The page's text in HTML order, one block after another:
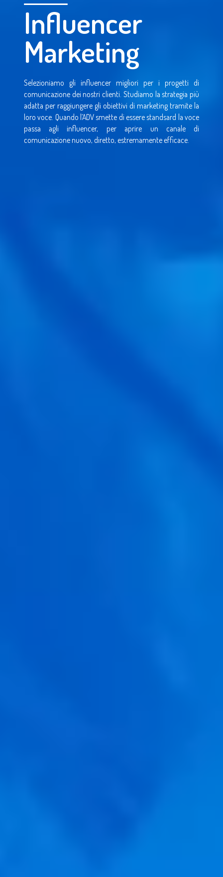
Influencer
Marketing
Selezioniamo gli influencer migliori per i progetti di
comunicazione dei nostri clienti. Studiamo la strategia più
adatta per raggiungere gli obiettivi di marketing tramite la
loro voce. Quando l’ADV smette di essere standsard la voce
passa agli influencer, per aprire un canale di
comunicazione nuovo, diretto, estremamente efficace.